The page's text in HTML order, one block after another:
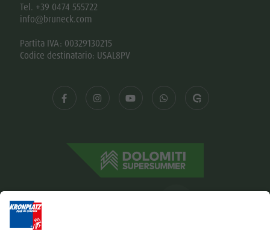
Tel. +39 0474 555722
info@bruneck.com
Partita IVA: 00329130215
Codice destinatario: USAL8PV